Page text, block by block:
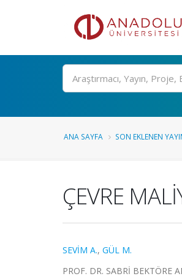
Ara
ANA SAYFA SON EKLENEN
ÇEVRE
SEVİM A., GÜL M.
PROF. DR. SABRİ BEKTÖRE